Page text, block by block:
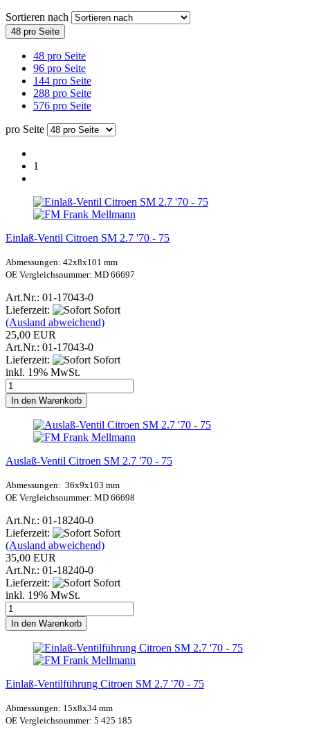
Sortieren nach
48 pro Seite
48 pro Seite
96 pro Seite
144 pro Seite
288 pro Seite
576 pro Seite
pro Seite
1
Einlaß-Ventil Citroen SM 2.7 '70 - 75
Abmessungen: 42x8x101 mm
OE Vergleichsnummer: MD 66697
Art.Nr.: 01-17043-0
Lieferzeit:
Sofort
(Ausland abweichend)
25,00 EUR
Art.Nr.: 01-17043-0
Lieferzeit:
Sofort
inkl. 19% MwSt.
In den Warenkorb
Auslaß-Ventil Citroen SM 2.7 '70 - 75
Abmessungen: 36x9x103 mm
OE Vergleichsnummer: MD 66698
Art.Nr.: 01-18240-0
Lieferzeit:
Sofort
(Ausland abweichend)
35,00 EUR
Art.Nr.: 01-18240-0
Lieferzeit:
Sofort
inkl. 19% MwSt.
In den Warenkorb
Einlaß-Ventilführung Citroen SM 2.7 '70 - 75
Abmessungen: 15x8x34 mm
OE Vergleichsnummer: 5 425 185